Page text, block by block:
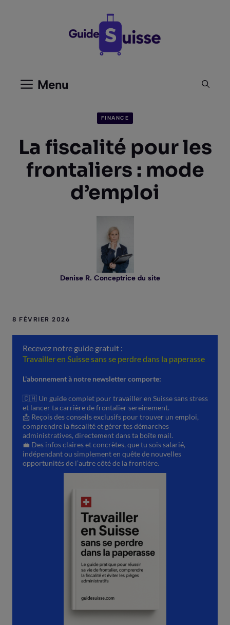
Menu
FINANCE
La fiscalité pour les
frontaliers : mode
d’emploi
Denise R. Conceptrice du site
8 FÉVRIER 2026